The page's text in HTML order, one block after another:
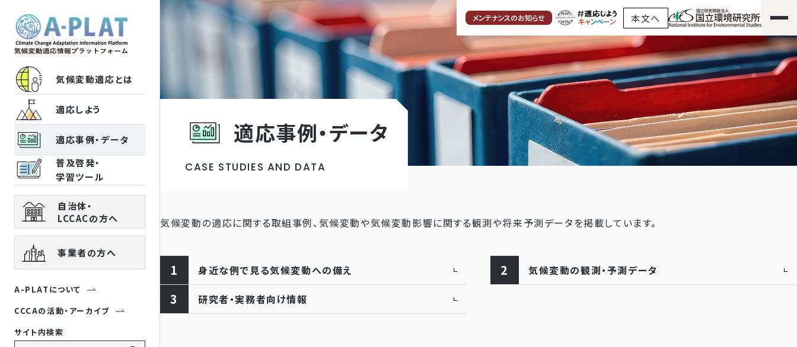
メンテナンスのお知らせ 本文へ
気候変動適応とは
適応しよう
適応事例・データ
普及啓発・
学習ツール
自治体・
LCCACの方へ
事業者の方へ
A-PLATについて
CCCAの活動・アーカイブ
サイト内検索
適応事例・データ
CASE STUDIES AND DATA
気候変動の適応に関する取組事例、気候変動や気候変動影響に関する観測や将来予測データを掲載しています。
1 身近な例で見る気候変動への備え 2 気候変動の観測・予測データ
3 研究者・実務者向け情報